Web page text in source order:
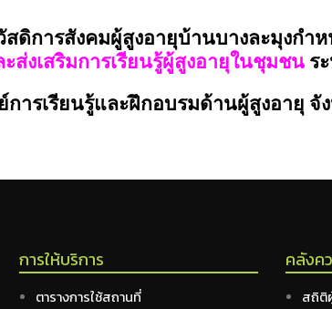
ดิการสังคมผู้สูงอายุบ้านบางละมุงกำ
ะส่งเสริมการเรียนรู้ผู้สูงอายุในชุมชน ร
การเรียนรู้และฝึกอบรมด้านผู้สูงอายุ
การให้บริการ
ตารางการใช้สถานที่
คลังค
สถิติ